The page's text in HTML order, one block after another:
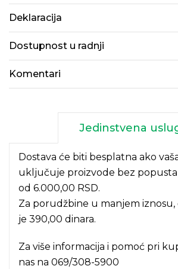
Deklaracija
Dostupnost u radnji
Komentari
Jedinstvena
Dostava će biti besplatna ako
uključuje proizvode bez popusta
od 6.000,00 RSD.
Za porudžbine u manjem iznosu,
je 390,00 dinara.
Za više informacija i pomoć pri
nas na 069/308-5900